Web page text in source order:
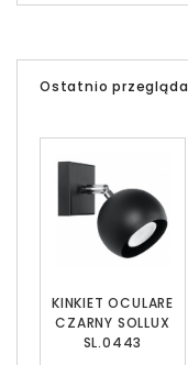
Ostatnio
KINKIET OCULARE
CZARNY SOLLUX
SL.0443